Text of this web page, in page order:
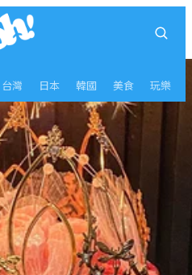
台灣 日本 韓國 美食 玩樂